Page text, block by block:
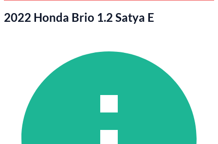
2022 Honda Brio 1.2 Satya E